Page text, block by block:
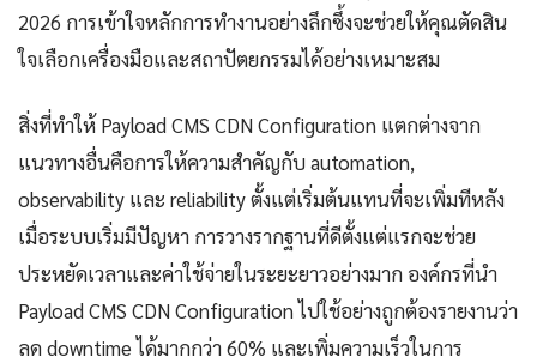
2026 การเข้าใจหลักการทำงานอย่างลึกซึ้งจะช่วยให้คุณตัดสิน
ใจเลือกเครื่องมือและสถาปัตยกรรมได้อย่างเหมาะสม
สิ่งที่ทำให้ Payload CMS CDN Configuration แตกต่างจาก
แนวทางอื่นคือการให้ความสำคัญกับ automation,
observability และ reliability ตั้งแต่เริ่มต้นแทนที่จะเพิ่มทีหลัง
เมื่อระบบเริ่มมีปัญหา การวางรากฐานที่ดีตั้งแต่แรกจะช่วย
ประหยัดเวลาและค่าใช้จ่ายในระยะยาวอย่างมาก องค์กรที่นำ
Payload CMS CDN Configuration ไปใช้อย่างถูกต้องรายงานว่า
ลด downtime ได้มากกว่า 60% และเพิ่มความเร็วในการ